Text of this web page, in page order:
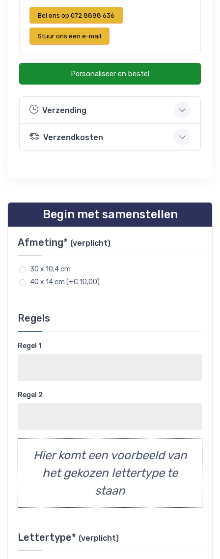
Bel ons op 072 8888 636
Stuur ons een e-mail
Personaliseer en bestel
Verzending
Verzendkosten
Begin met samenstellen
Afmeting* (verplicht)
30 x 10,4 cm
40 x 14 cm (+€ 10,00)
Regels
Regel 1
Regel 2
Hier komt een voorbeeld van
het gekozen lettertype te
staan
Lettertype* (verplicht)